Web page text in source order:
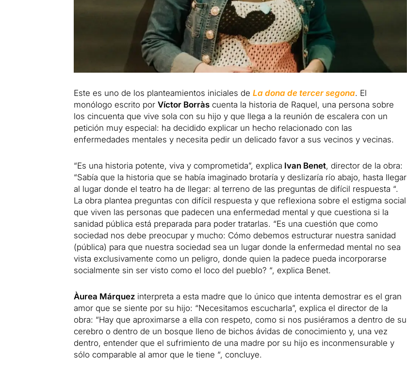
Este es uno de los planteamientos iniciales de La dona de tercer segona. El
monólogo escrito por Víctor Borràscuenta la historia de Raquel, una persona sobre
los cincuenta que vive sola con su hijo y que llega a la reunión de escalera con un
petición muy especial: ha decidido explicar un hecho relacionado con las
enfermedades mentales y necesita pedir un delicado favor a sus vecinos y vecinas.
“Es una historia potente, viva y comprometida”, explica Ivan Benet, director de la obra:
“Sabía que la historia que se había imaginado brotaría y deslizaría río abajo, hasta llegar
al lugar donde el teatro ha de llegar: al terreno de las preguntas de difícil respuesta “.
La obra plantea preguntas con difícil respuesta y que reflexiona sobre el estigma social
que viven las personas que padecen una enfermedad mental y que cuestiona si la
sanidad pública está preparada para poder tratarlas. “Es una cuestión que como
sociedad nos debe preocupar y mucho: Cómo debemos estructurar nuestra sanidad
(pública) para que nuestra sociedad sea un lugar donde la enfermedad mental no sea
vista exclusivamente como un peligro, donde quien la padece pueda incorporarse
socialmente sin ser visto como el loco del pueblo? “, explica Benet.
Àurea Márquezinterpreta a esta madre que lo único que intenta demostrar es el gran
amor que se siente por su hijo: “Necesitamos escucharla”, explica el director de la
obra: “Hay que aproximarse a ella con respeto, como si nos pusiéramos a dentro de su
cerebro o dentro de un bosque lleno de bichos ávidas de conocimiento y, una vez
dentro, entender que el sufrimiento de una madre por su hijo es inconmensurable y
sólo comparable al amor que le tiene “, concluye.